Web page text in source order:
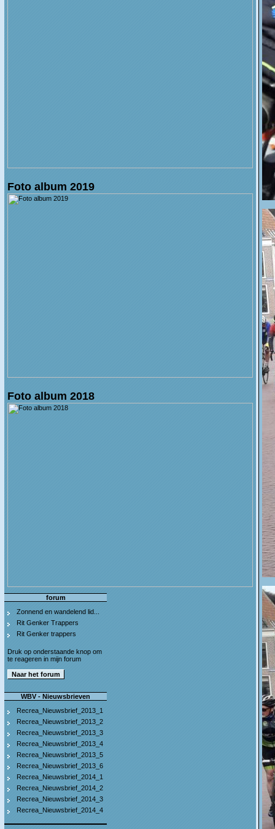
Foto album 2019
Foto album 2018
forum
Zonnend en wandelend lid...
Rit Genker Trappers
Rit Genker trappers
Druk op onderstaande knop om
te reageren in mijn forum
WBV - Nieuwsbrieven
Recrea_Nieuwsbrief_2013_1
Recrea_Nieuwsbrief_2013_2
Recrea_Nieuwsbrief_2013_3
Recrea_Nieuwsbrief_2013_4
Recrea_Nieuwsbrief_2013_5
Recrea_Nieuwsbrief_2013_6
Recrea_Nieuwsbrief_2014_1
Recrea_Nieuwsbrief_2014_2
Recrea_Nieuwsbrief_2014_3
Recrea_Nieuwsbrief_2014_4